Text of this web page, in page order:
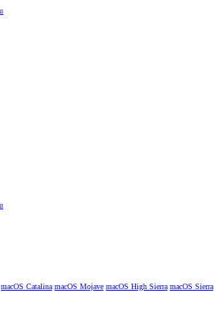
macOS Catalina macOS Mojave macOS High Sierra macOS Sierra